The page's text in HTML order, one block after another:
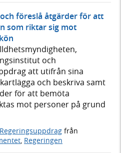
föreslå åtgärder för att
som riktar sig mot
och
att utifrån sina
och beskriva samt
för att bemöta
mot personer på grund
Regeringsuppdrag från
Regeringen